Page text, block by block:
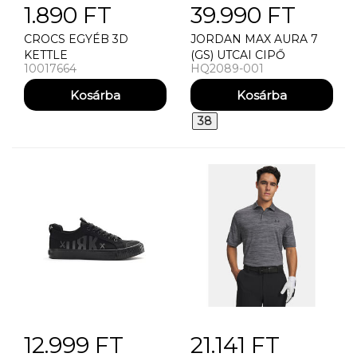
1.890 FT
CROCS EGYÉB 3D
KETTLE
10017664
39.990 FT
JORDAN MAX AURA 7
(GS) UTCAI CIPŐ
HQ2089-001
38
12.999 FT 21.141 FT